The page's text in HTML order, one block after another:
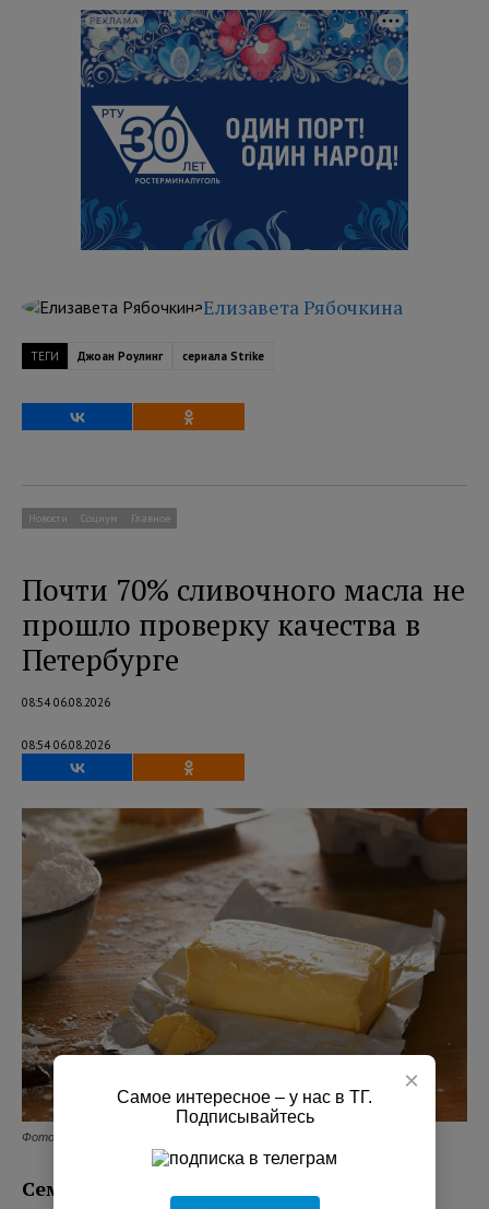
РЕКЛАМА
Елизавета Рябочкина
ТЕГИ Джоан Роулинг сериала Strike
Новости Социум Главное
Почти 70% сливочного масла не
прошло проверку качества в
Петербурге
08:54 06.08.2026
08:54 06.08.2026
Фото: Freepik.
Семь из десяти образцов сливочного
×
Самое интересное – у нас в ТГ.
Подписывайтесь